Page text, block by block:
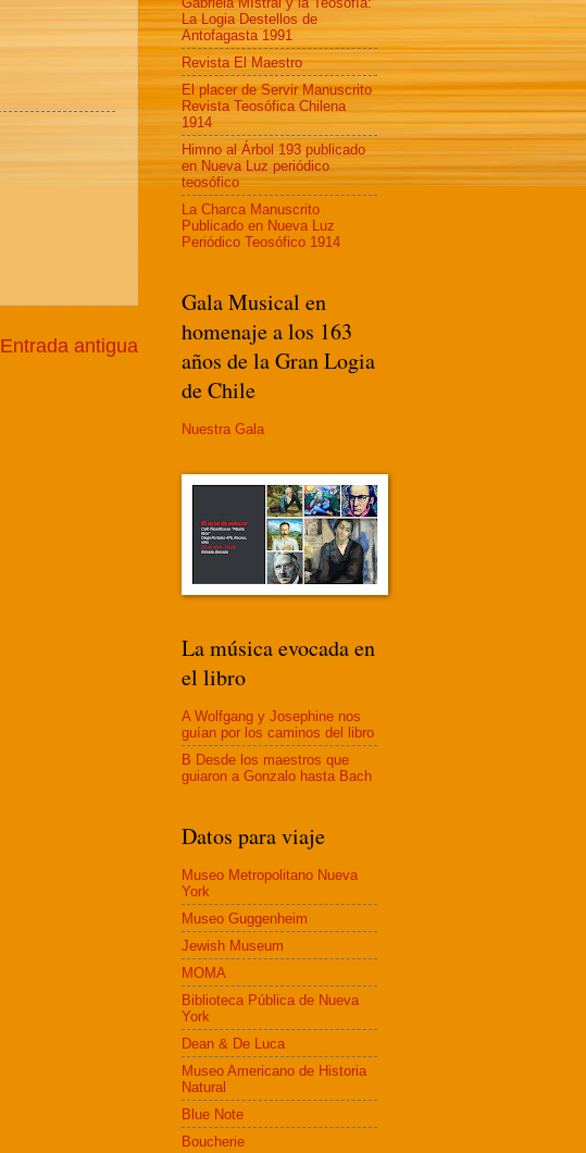
Entrada antigua
La Logia Destellos de
Antofagasta 1991
Revista El Maestro
El placer de Servir Manuscrito
Revista Teosófica Chilena
1914
Himno al Árbol 193 publicado
en Nueva Luz periódico
teosófico
La Charca Manuscrito
Publicado en Nueva Luz
Periódico Teosófico 1914
Gala Musical en
homenaje a los 163
años de la Gran Logia
de Chile
Nuestra Gala
La música evocada en
el libro
A Wolfgang y Josephine nos
guían por los caminos del libro
B Desde los maestros que
guiaron a Gonzalo hasta Bach
Datos para viaje
Museo Metropolitano Nueva
York
Museo Guggenheim
Jewish Museum
MOMA
Biblioteca Pública de Nueva
York
Dean & De Luca
Museo Americano de Historia
Natural
Blue Note
Boucherie